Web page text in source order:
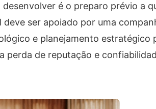
é o preparo prévio a
ser apoiado por uma
e planejamento estratégico
perda de reputação e